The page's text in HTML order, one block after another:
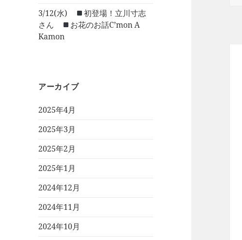
3/12(水)
初登場！立川寸志
さん
お花のお話C’mon A
Kamon
アーカイブ
2025年4月
2025年3月
2025年2月
2025年1月
2024年12月
2024年11月
2024年10月